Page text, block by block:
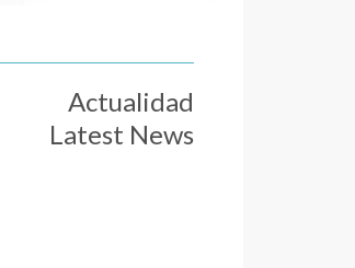
Actualidad
Latest News